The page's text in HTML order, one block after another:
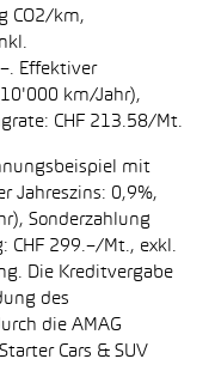
CO2/km,
Effektiver
km/Jahr),
CHF 213.58/Mt.
mit
Jahreszins: 0,9%,
Sonderzahlung
CHF 299.–/Mt., exkl.
Die Kreditvergabe
des
die AMAG
Cars & SUV